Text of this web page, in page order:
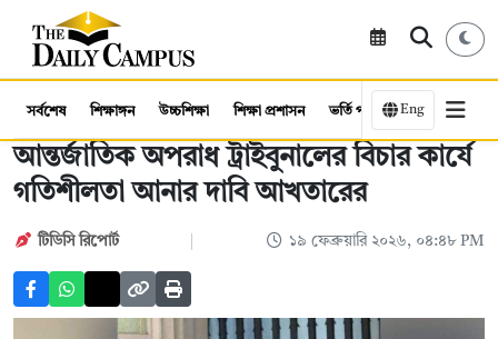
সর্বশেষ শিক্ষাঙ্গন উচ্চশিক্ষা শিক্ষা প্রশাসন ভর্তি পরীক্ষা কর্মসংস্থান
Eng
আন্তর্জাতিক অপরাধ ট্রাইবুনালের বিচার কার্যে
গতিশীলতা আনার দাবি আখতারের
টিডিসি রিপোর্ট ১৯ ফেব্রুয়ারি ২০২৬, ০৪:৪৮ PM